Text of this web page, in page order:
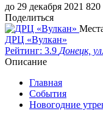
до 29 декабря 2021 820
Поделиться
ДРЦ «Вулкан»
Рейтинг: 3.9 Донецк,
Описание
Главная
События
Новогодние